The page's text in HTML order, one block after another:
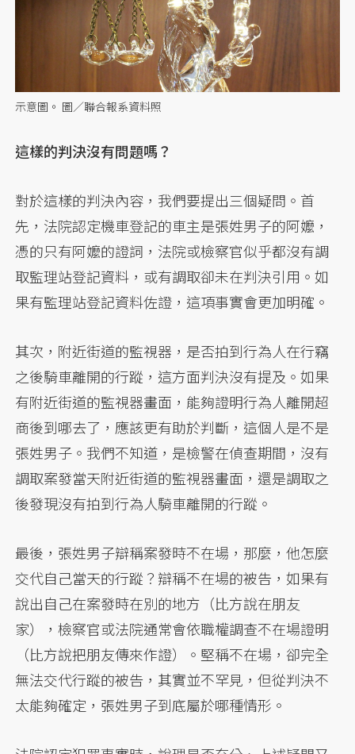
示意圖。 圖／聯合報系資料照
這樣的判決沒有問題嗎？
對於這樣的判決內容，我們要提出三個疑問。首
先，法院認定機車登記的車主是張姓男子的阿嬤，
憑的只有阿嬤的證詞，法院或檢察官似乎都沒有調
取監理站登記資料，或有調取卻未在判決引用。如
果有監理站登記資料佐證，這項事實會更加明確。
其次，附近街道的監視器，是否拍到行為人在行竊
之後騎車離開的行蹤，這方面判決沒有提及。如果
有附近街道的監視器畫面，能夠證明行為人離開超
商後到哪去了，應該更有助於判斷，這個人是不是
張姓男子。我們不知道，是檢警在偵查期間，沒有
調取案發當天附近街道的監視器畫面，還是調取之
後發現沒有拍到行為人騎車離開的行蹤。
最後，張姓男子辯稱案發時不在場，那麼，他怎麼
交代自己當天的行蹤？辯稱不在場的被告，如果有
說出自己在案發時在別的地方（比方說在朋友
家），檢察官或法院通常會依職權調查不在場證明
（比方說把朋友傳來作證）。堅稱不在場，卻完全
無法交代行蹤的被告，其實並不罕見，但從判決不
太能夠確定，張姓男子到底屬於哪種情形。